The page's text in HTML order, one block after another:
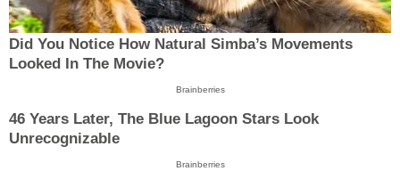
Did You Notice How Natural Simba’s Movements
Looked In The Movie?
Brainberries
46 Years Later, The Blue Lagoon Stars Look
Unrecognizable
Brainberries